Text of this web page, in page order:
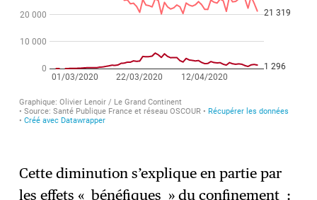
Cette diminution s’explique en partie par
les effets « bénéfiques » du confinement :